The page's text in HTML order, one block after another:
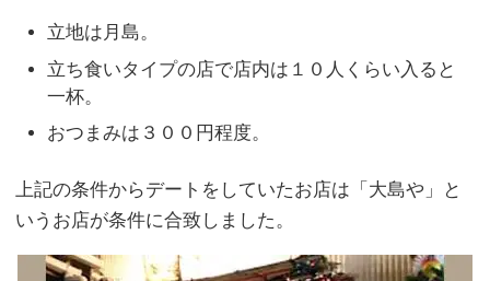
立地は月島。
立ち食いタイプの店で店内は１０人くらい入ると
一杯。
おつまみは３００円程度。
上記の条件からデートをしていたお店は「大島や」と
いうお店が条件に合致しました。